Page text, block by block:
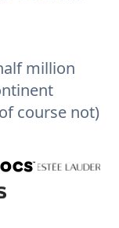
million
course not)